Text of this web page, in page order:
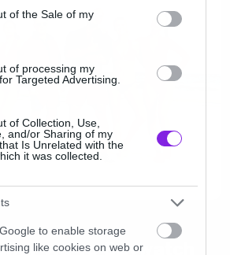
of the Sale of my
of processing my
Targeted Advertising.
of Collection, Use,
and/or Sharing of my
Is Unrelated with the
it was collected.
to enable storage
like cookies on web or
για το Baywatch